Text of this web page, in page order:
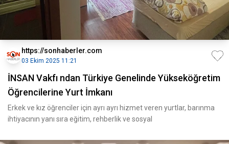
https://sonhaberler.com
03 Ekim 2025 11:21
İNSAN Vakfı ndan Türkiye Genelinde Yükseköğretim
Öğrencilerine Yurt İmkanı
Erkek ve kız öğrenciler için ayrı ayrı hizmet veren yurtlar, barınma
ihtiyacının yanı sıra eğitim, rehberlik ve sosyal